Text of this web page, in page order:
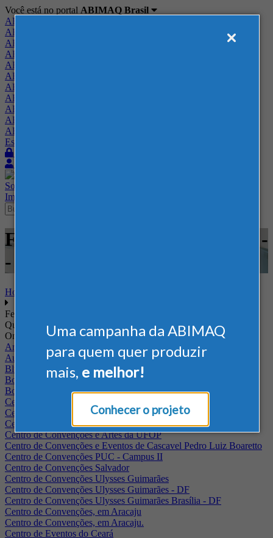
Uma campanha da ABIMAQ
para quem quer produzir
mais, e melhor!
Conhecer o projeto
Você está no portal ABIMAQ Brasil
ABIMAQ Brasil
ABIMAQ Minas Gerais
ABIMAQ Norte-Nordeste
ABIMAQ Paraná
ABIMAQ Piracicaba
ABIMAQ Ribeirão Preto
ABIMAQ Rio de Janeiro
ABIMAQ Rio Grande do Sul
ABIMAQ Santa Catarina
ABIMAQ São Paulo
ABIMAQ Vale do Paraíba
Escritório de Relações Governamentais
Sobre
Imprensa
Feiras - Distrito Anhembi - SP -
-
Home
Feiras
Quando
Onde
Arena Jaguariuna
Auditório Albano Franco - FIEPA
Blumenau - SC
BolognaFiere
Boulevard Olimpico - RJ
Centro Internacional de Convenções do Brasil, em Brasília
Centro de Convenções - SE
Centro de Convenções de Pernambuco - PE
Centro de Convenções e Artes da UFOP
Centro de Convenções e Eventos de Cascavel Pedro Luiz Boaretto
Centro de Convenções PUC - Campus II
Centro de Convenções Salvador
Centro de Convenções Ulysses Guimarães
Centro de Convenções Ulysses Guimarães - DF
Centro de Convenções Ulysses Guimarães Brasília - DF
Centro de Convenções, em Aracaju
Centro de Convenções, em Aracaju.
Centro de Eventos do Ceará